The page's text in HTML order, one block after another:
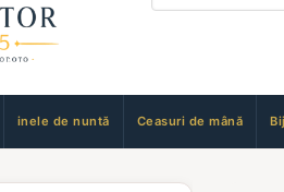
inele de nuntă Ceasuri de mână